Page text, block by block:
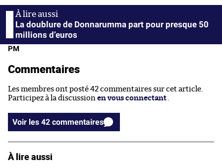
La doublure de Donnarumma part pour presque 50
millions d’euros
PM
Commentaires
Les membres ont posté 42 commentaires sur cet article.
Participez à la discussion en vous connectant
Voir les 42 commentaires
À lire aussi